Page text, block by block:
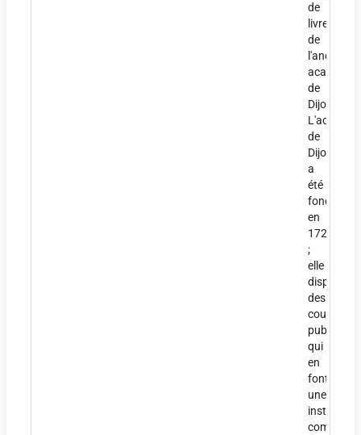
de
livres
de
l'ancienne
académie
de
Dijon.
de
Dijon
a
été
fondée
en
1725
;
elle
dispense
des
cours
publics
qui
en
font
une
institution